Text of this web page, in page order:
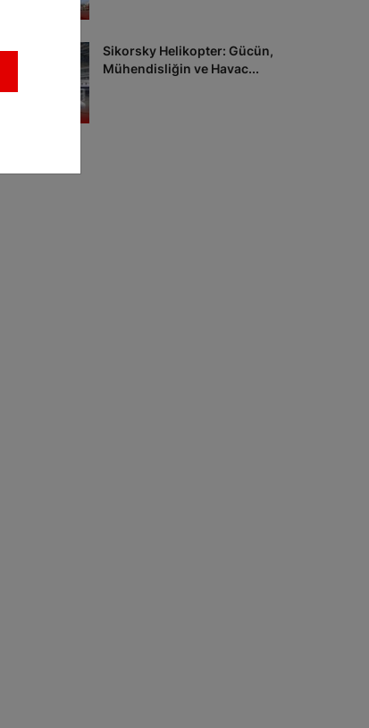
Sikorsky Helikopter: Gücün,
Mühendisliğin ve Havac...